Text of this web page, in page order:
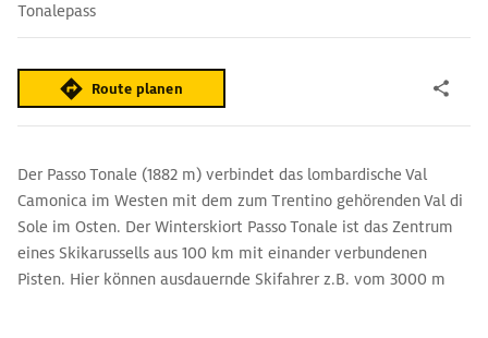
Tonalepass
Route planen
Der Passo Tonale (1882 m) verbindet das lombardische Val
Camonica im Westen mit dem zum Trentino gehörenden Val di
Sole im Osten. Der Winterskiort Passo Tonale ist das Zentrum
eines Skikarussells aus 100 km mit einander verbundenen
Pisten. Hier können ausdauernde Skifahrer z.B. vom 3000 m